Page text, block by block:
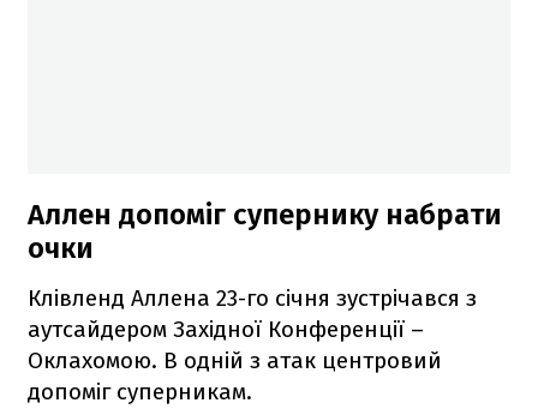
Аллен допоміг супернику набрати
очки
Клівленд Аллена 23-го січня зустрічався з
аутсайдером Західної Конференції –
Оклахомою. В одній з атак центровий
допоміг суперникам.